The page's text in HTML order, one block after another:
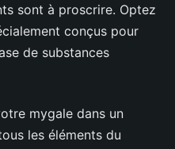
sont à proscrire. Optez
conçus pour
de substances
mygale dans un
les éléments du